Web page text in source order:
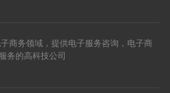
商务领域，提供电子服务咨询，电子商
务的高科技公司